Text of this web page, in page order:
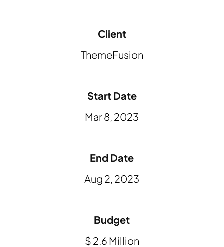
Client
ThemeFusion
Start Date
Mar 8, 2023
End Date
Aug 2, 2023
Budget
$ 2.6 Million